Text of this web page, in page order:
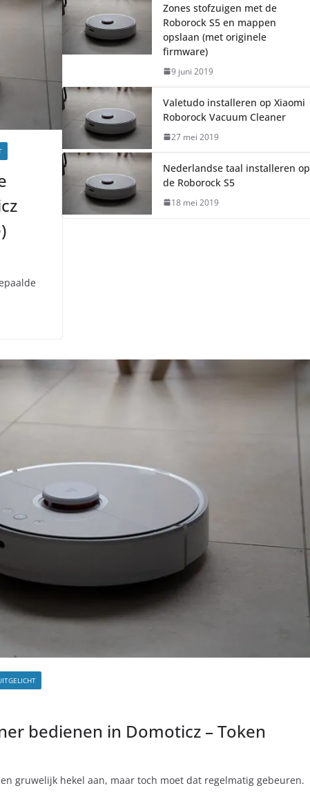
Zones stofzuigen met de
Roborock S5 en mappen
opslaan (met originele
firmware)
9 juni 2019
Valetudo installeren op Xiaomi
Roborock Vacuum Cleaner
27 mei 2019
Nederlandse taal installeren op
de Roborock S5
18 mei 2019
bedienen in Domoticz – Token
gruwelijk hekel aan, maar toch moet dat regelmatig gebeuren.